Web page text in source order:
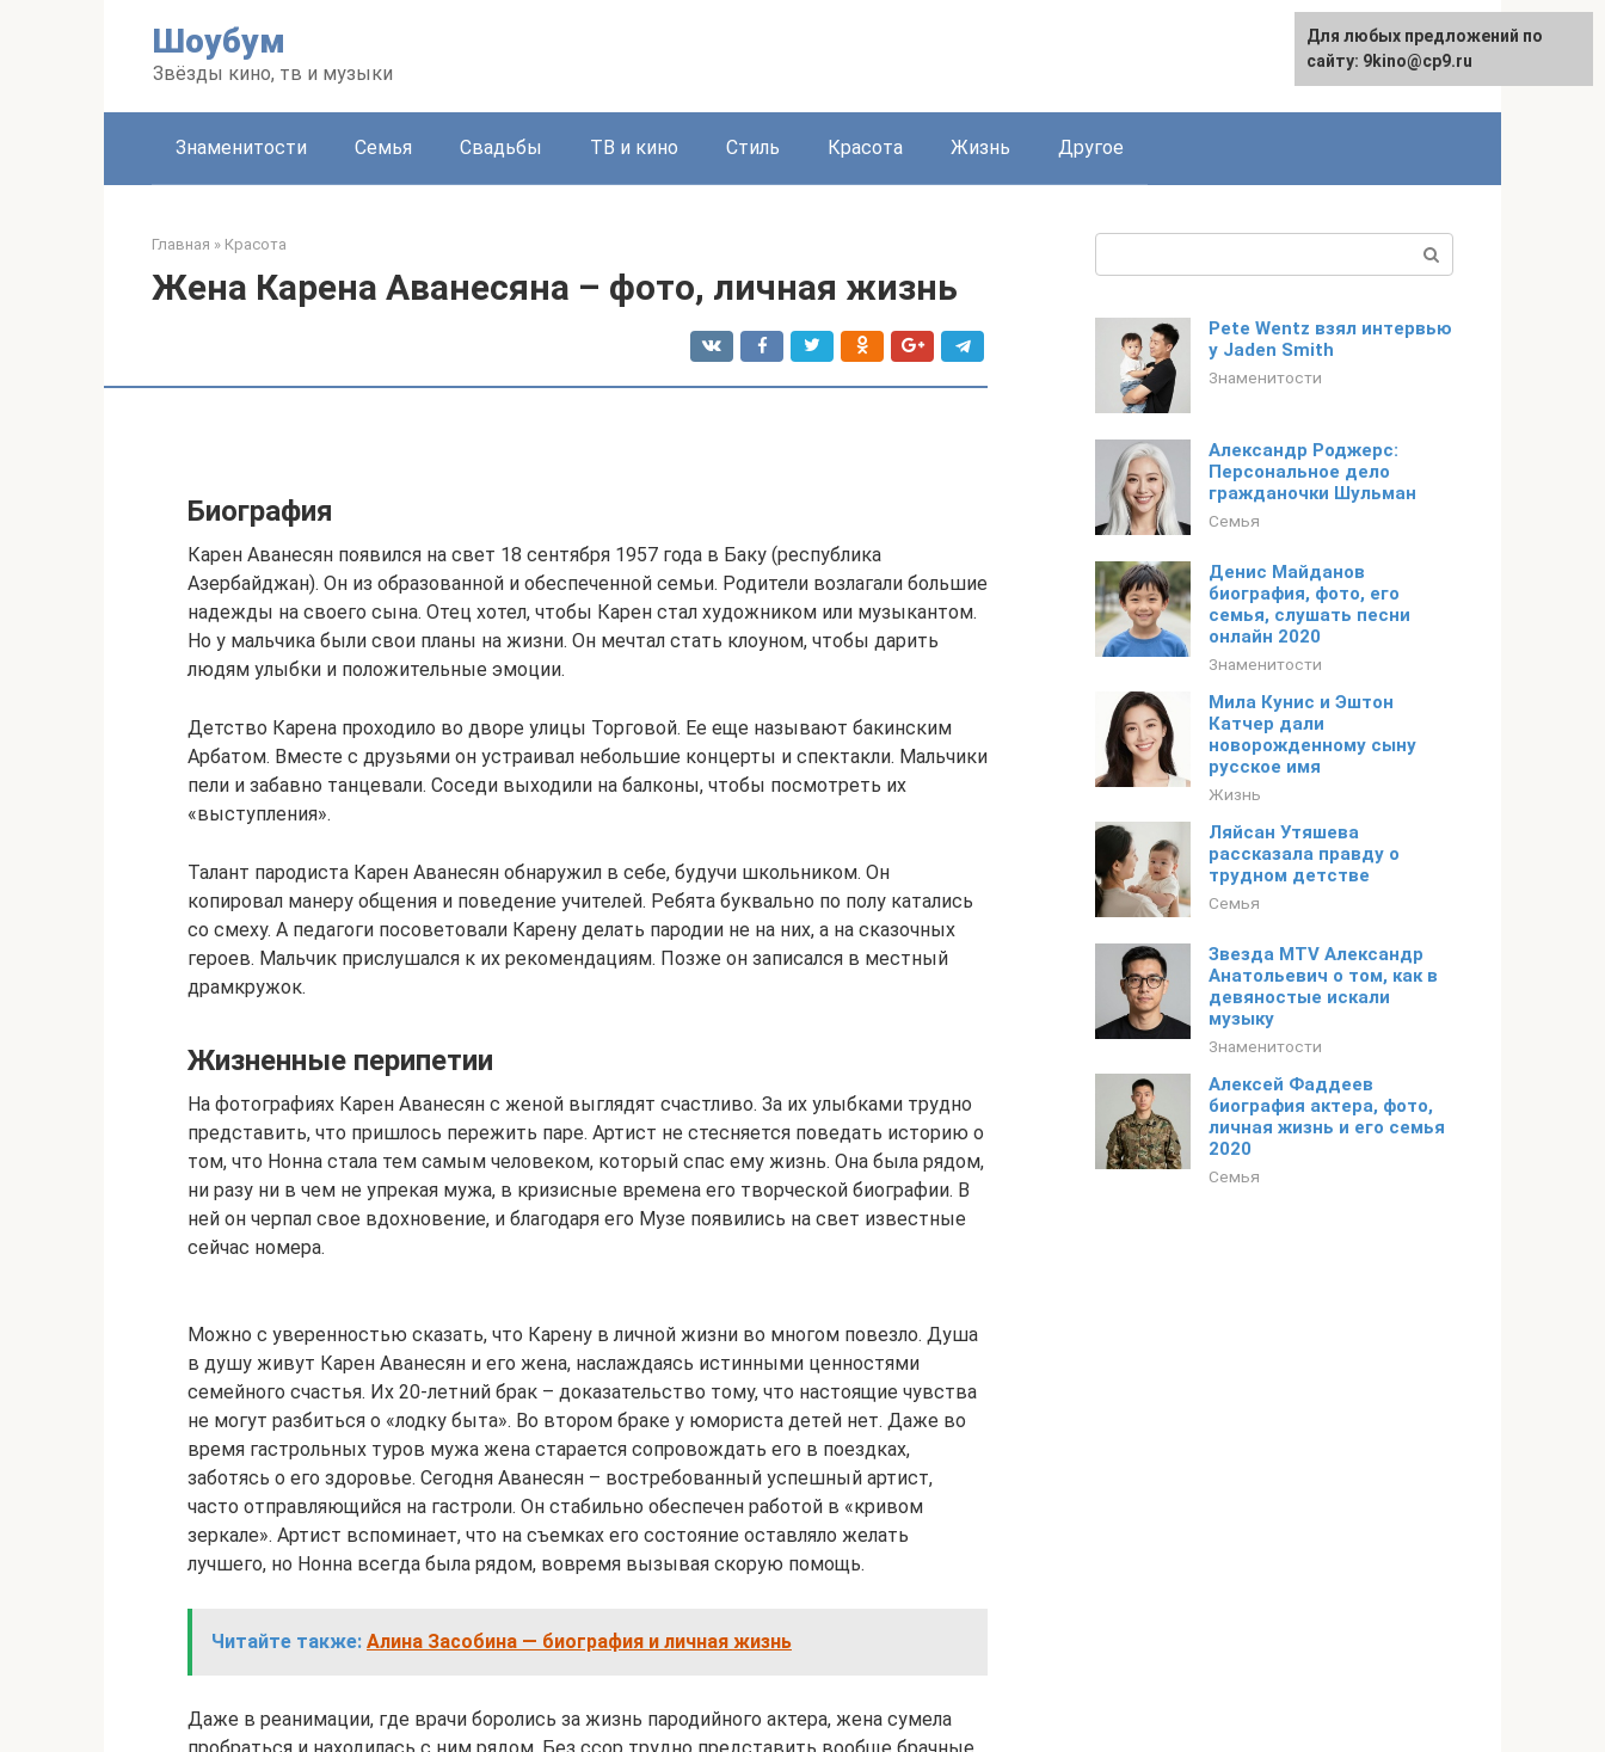
Шоубум
Звёзды кино, тв и музыки
English
Знаменитости Семья Свадьбы ТВ и кино Стиль Красота Жизнь Другое
Главная » Красота
Жена Карена Аванесяна – фото, личная жизнь
Биография
Карен Аванесян появился на свет 18 сентября 1957 года в Баку (республика
Азербайджан). Он из образованной и обеспеченной семьи. Родители возлагали большие
надежды на своего сына. Отец хотел, чтобы Карен стал художником или музыкантом.
Но у мальчика были свои планы на жизни. Он мечтал стать клоуном, чтобы дарить
людям улыбки и положительные эмоции.
Детство Карена проходило во дворе улицы Торговой. Ее еще называют бакинским
Арбатом. Вместе с друзьями он устраивал небольшие концерты и спектакли. Мальчики
пели и забавно танцевали. Соседи выходили на балконы, чтобы посмотреть их
«выступления».
Талант пародиста Карен Аванесян обнаружил в себе, будучи школьником. Он
копировал манеру общения и поведение учителей. Ребята буквально по полу катались
со смеху. А педагоги посоветовали Карену делать пародии не на них, а на сказочных
героев. Мальчик прислушался к их рекомендациям. Позже он записался в местный
драмкружок.
Жизненные перипетии
На фотографиях Карен Аванесян с женой выглядят счастливо. За их улыбками трудно
представить, что пришлось пережить паре. Артист не стесняется поведать историю о
том, что Нонна стала тем самым человеком, который спас ему жизнь. Она была рядом,
ни разу ни в чем не упрекая мужа, в кризисные времена его творческой биографии. В
ней он черпал свое вдохновение, и благодаря его Музе появились на свет известные
сейчас номера.
Можно с уверенностью сказать, что Карену в личной жизни во многом повезло. Душа
в душу живут Карен Аванесян и его жена, наслаждаясь истинными ценностями
семейного счастья. Их 20-летний брак – доказательство тому, что настоящие чувства
не могут разбиться о «лодку быта». Во втором браке у юмориста детей нет. Даже во
время гастрольных туров мужа жена старается сопровождать его в поездках,
заботясь о его здоровье. Сегодня Аванесян – востребованный успешный артист,
часто отправляющийся на гастроли. Он стабильно обеспечен работой в «кривом
зеркале». Артист вспоминает, что на съемках его состояние оставляло желать
лучшего, но Нонна всегда была рядом, вовремя вызывая скорую помощь.
Читайте также: Алина Засобина — биография и личная жизнь
Даже в реанимации, где врачи боролись за жизнь пародийного актера, жена сумела
Pete Wentz взял интервью
у Jaden Smith
Знаменитости
Александр Роджерс:
Персональное дело
гражданочки Шульман
Семья
Денис Майданов
биография, фото, его
семья, слушать песни
онлайн 2020
Знаменитости
Мила Кунис и Эштон
Катчер дали
новорожденному сыну
русское имя
Жизнь
Ляйсан Утяшева
рассказала правду о
трудном детстве
Семья
Звезда MTV Александр
Анатольевич о том, как в
девяностые искали
музыку
Знаменитости
Алексей Фаддеев
биография актера, фото,
личная жизнь и его семья
2020
Семья
Для любых предложений по
сайту: 9kino@cp9.ru